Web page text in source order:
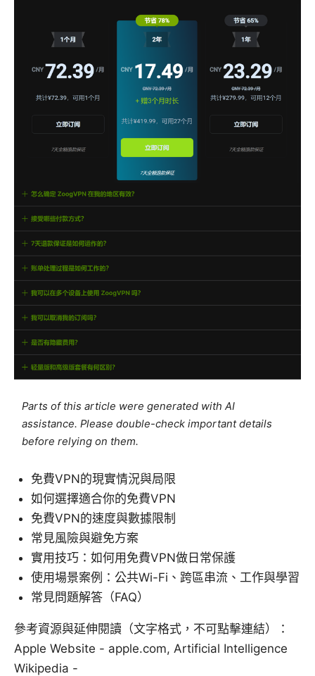
Parts of this article were generated with AI
assistance. Please double-check important details
before relying on them.
免費VPN的現實情況與局限
如何選擇適合你的免費VPN
免費VPN的速度與數據限制
常見風險與避免方案
實用技巧：如何用免費VPN做日常保護
使用場景案例：公共Wi-Fi、跨區串流、工作與學習
常見問題解答（FAQ）
參考資源與延伸閱讀（文字格式，不可點擊連結）：
Apple Website - apple.com, Artificial Intelligence
Wikipedia -